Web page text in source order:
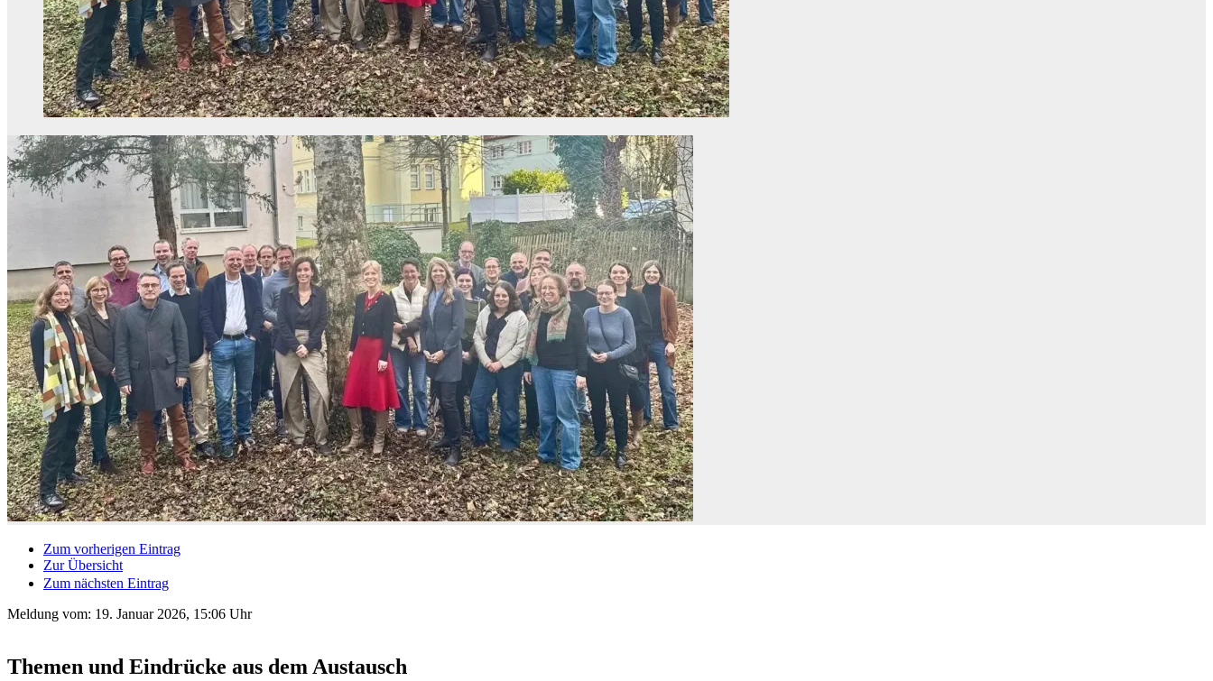
Zum vorherigen Eintrag
Zur Übersicht
Zum nächsten Eintrag
Meldung vom: 19. Januar 2026, 15:06 Uhr
Themen und Eindrücke aus dem Austausch